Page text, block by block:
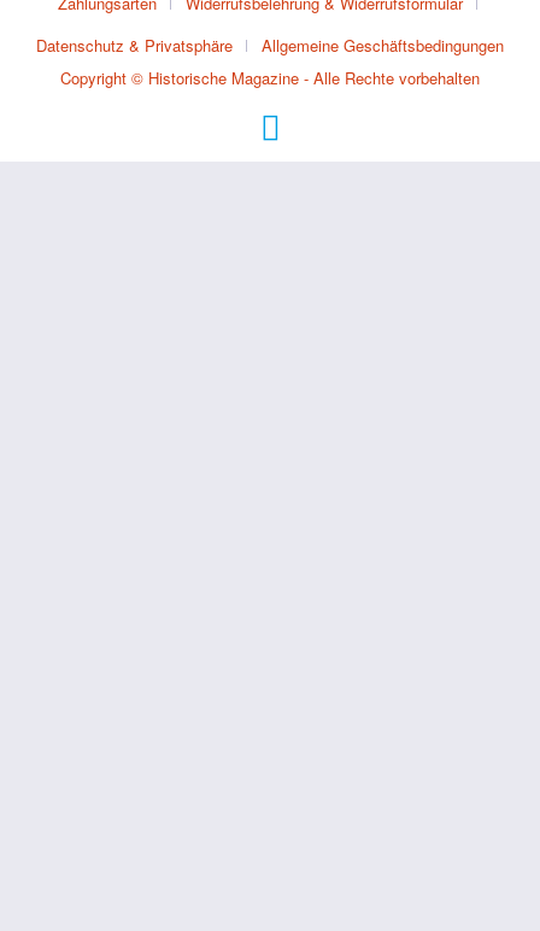
Datenschutz & Privatsphäre
Allgemeine Geschäftsbedingungen
Copyright © Historische Magazine - Alle Rechte vorbehalten